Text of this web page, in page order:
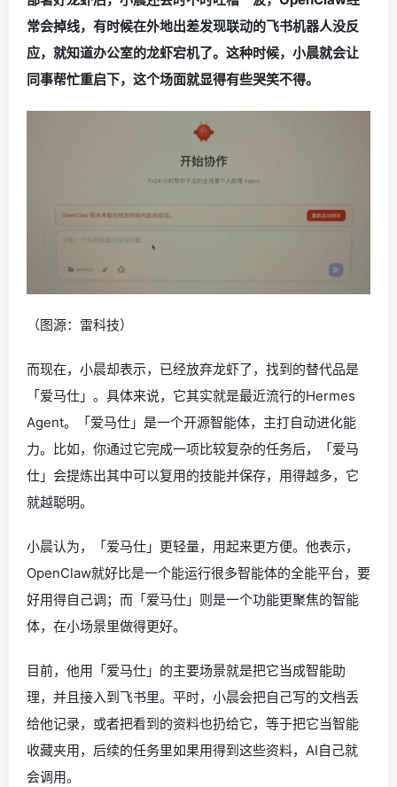
常会掉线，有时候在外地出差发现联动的飞书机器人没反
应，就知道办公室的龙虾宕机了。这种时候，小晨就会让
同事帮忙重启下，这个场面就显得有些哭笑不得。
（图源：雷科技）
而现在，小晨却表示，已经放弃龙虾了，找到的替代品是
「爱马仕」。具体来说，它其实就是最近流行的Hermes
Agent。「爱马仕」是一个开源智能体，主打自动进化能
力。比如，你通过它完成一项比较复杂的任务后，「爱马
仕」会提炼出其中可以复用的技能并保存，用得越多，它
就越聪明。
小晨认为，「爱马仕」更轻量，用起来更方便。他表示，
OpenClaw就好比是一个能运行很多智能体的全能平台，要
好用得自己调；而「爱马仕」则是一个功能更聚焦的智能
体，在小场景里做得更好。
目前，他用「爱马仕」的主要场景就是把它当成智能助
理，并且接入到飞书里。平时，小晨会把自己写的文档丢
给他记录，或者把看到的资料也扔给它，等于把它当智能
收藏夹用，后续的任务里如果用得到这些资料，AI自己就
会调用。